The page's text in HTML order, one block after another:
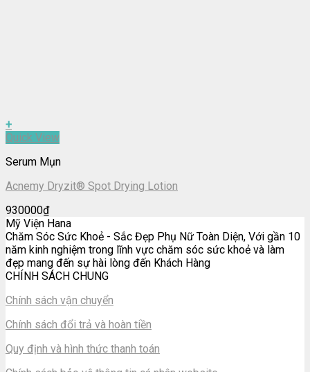
+
Quick View
Serum Mụn
Acnemy Dryzit® Spot Drying Lotion
930000₫
Mỹ Viện Hana
Chăm Sóc Sức Khoẻ - Sắc Đẹp Phụ Nữ Toàn Diện, Với gần 10
năm kinh nghiệm trong lĩnh vực chăm sóc sức khoẻ và làm
đẹp mang đến sự hài lòng đến Khách Hàng
CHÍNH SÁCH CHUNG
Chính sách vận chuyển
Chính sách đổi trả và hoàn tiền
Quy định và hình thức thanh toán